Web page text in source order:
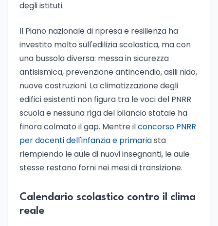
degli istituti.
Il Piano nazionale di ripresa e resilienza ha
investito molto sull'edilizia scolastica, ma con
una bussola diversa: messa in sicurezza
antisismica, prevenzione antincendio, asili nido,
nuove costruzioni. La climatizzazione degli
edifici esistenti non figura tra le voci del PNRR
scuola e nessuna riga del bilancio statale ha
finora colmato il gap. Mentre ilconcorso PNRR
per docenti dell'infanzia e primariasta
riempiendo le aule di nuovi insegnanti, le aule
stesse restano forni nei mesi di transizione.
Calendario scolastico contro il clima
reale